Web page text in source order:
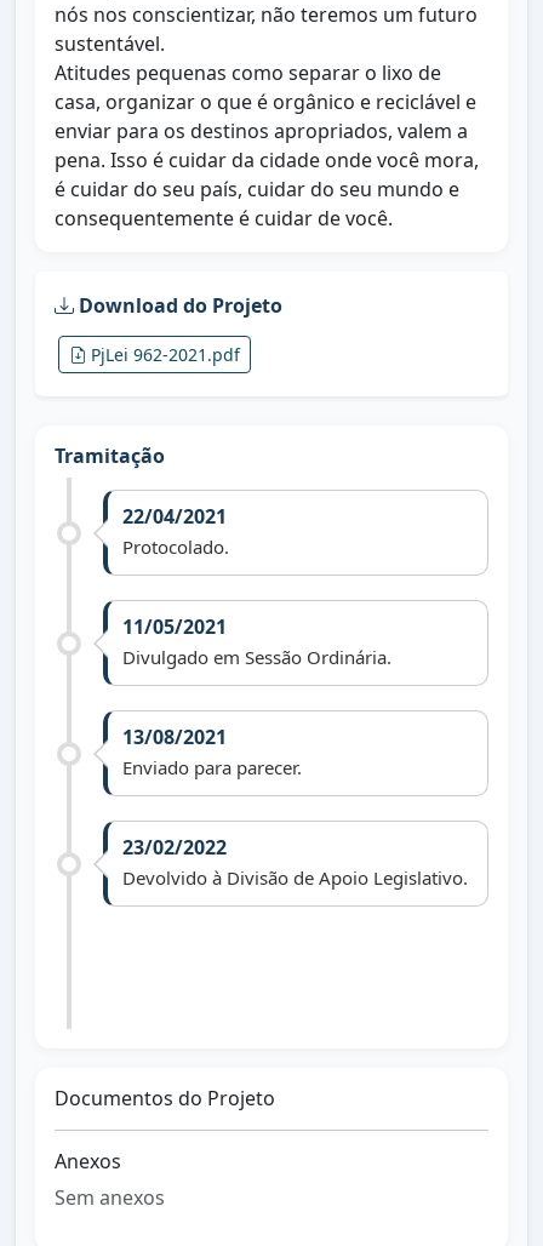
nós nos conscientizar, não teremos um futuro
sustentável.
Atitudes pequenas como separar o lixo de
casa, organizar o que é orgânico e reciclável e
enviar para os destinos apropriados, valem a
pena. Isso é cuidar da cidade onde você mora,
é cuidar do seu país, cuidar do seu mundo e
consequentemente é cuidar de você.
Download do Projeto
PjLei 962-2021.pdf
Tramitação
22/04/2021
Protocolado.
11/05/2021
Divulgado em Sessão Ordinária.
13/08/2021
Enviado para parecer.
23/02/2022
Devolvido à Divisão de Apoio Legislativo.
Documentos do Projeto
Anexos
Sem anexos